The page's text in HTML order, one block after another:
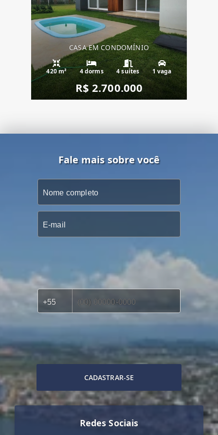
CASA EM CONDOMÍNIO
420 m² 4 dorms 4 suítes 1 vaga
R$ 2.700.000
Fale mais sobre você
CADASTRAR-SE
Redes Sociais